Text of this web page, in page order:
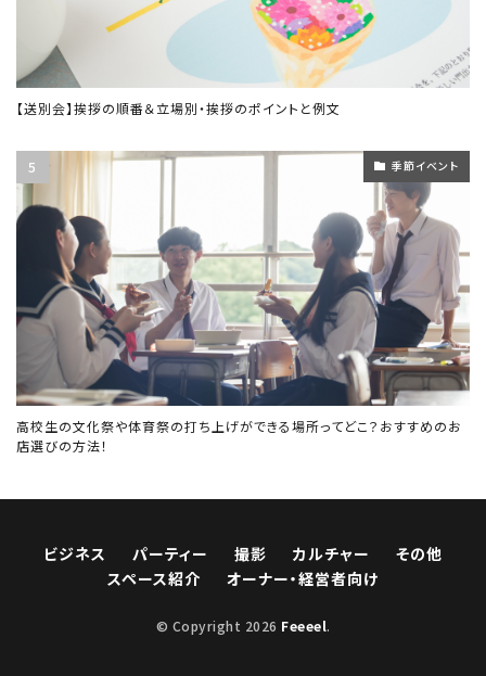
【送別会】挨拶の順番＆立場別・挨拶のポイントと例文
季節イベント
高校生の文化祭や体育祭の打ち上げができる場所ってどこ？おすすめのお
店選びの方法！
ビジネス パーティー 撮影 カルチャー
その他
スペース紹介
オーナー・経営者向け
© Copyright 2026 Feeeel.